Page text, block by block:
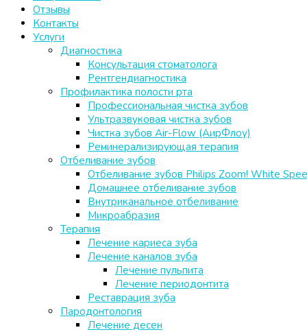
Отзывы
Контакты
Услуги
Диагностика
Консультация стоматолога
Рентгендиагностика
Профилактика полости рта
Профессиональная чистка зубов
Ультразвуковая чистка зубов
Чистка зубов Air-Flow (АирФлоу)
Реминерализирующая терапия
Отбеливание зубов
Отбеливание зубов Philips Zoom! White
Домашнее отбеливание зубов
Внутриканальное отбеливание
Микроабразия
Терапия
Лечение кариеса зуба
Лечение каналов зуба
Лечение пульпита
Лечение периодонтита
Реставрация зуба
Пародонтология
Лечение десен